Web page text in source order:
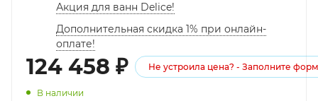
Акция для ванн Delice!
Дополнительная скидка 1% при онлайн-
оплате!
124 458 ₽ Не устроила цена? - Заполните
В наличии